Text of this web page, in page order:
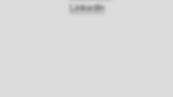
LinkedIn